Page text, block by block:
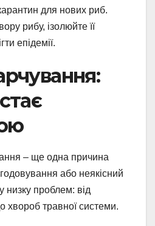
для нових риб.
рибу, ізолюйте її
епідемії.
– ще одна причина
або неякісний
низку проблем: від
хвороб травної системи.